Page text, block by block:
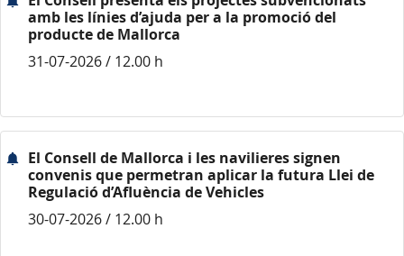
amb les línies d’ajuda per a la promoció del
producte de Mallorca
31-07-2026 / 12.00 h
El Consell de Mallorca i les navilieres signen
convenis que permetran aplicar la futura Llei de
Regulació d’Afluència de Vehicles
30-07-2026 / 12.00 h